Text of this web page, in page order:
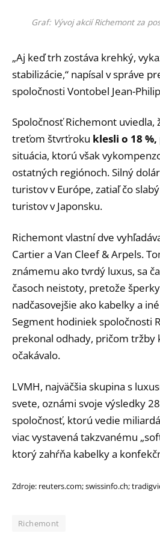
Graf: Vývoj akcií Richemont za
„Aj keď trh zostáva krehký,
stabilizácie,“ napísal v správe
spoločnosti Vontobel Jean-
Spoločnosť Richemont uviedla,
treťom štvrťroku klesli o 18 %,
situácia, ktorú však
ostatných regiónoch. Silný
turistov v Európe, zatiaľ čo
turistov v Japonsku.
Richemont vlastní dve
Cartier a Van Cleef & Arpels.
známemu ako tvrdý luxus, sa
časoch neistoty, pretože
nadčasovejšie ako kabelky a
Segment hodiniek spoločnosti
prekonal odhady, pričom tržby
očakávalo.
LVMH, najväčšia skupina s
svete, oznámi svoje výsledky
spoločnosť, ktorú vedie
viac vystavená takzvanému
ktorý zahŕňa kabelky a
Zdroje: reuters.com; swissinfo.ch;
Richemont